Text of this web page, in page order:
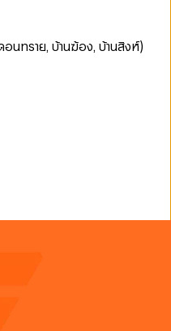
อนทราย, บ้านฆ้อง, บ้านสิงห์)